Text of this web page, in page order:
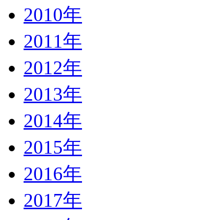
2010年
2011年
2012年
2013年
2014年
2015年
2016年
2017年